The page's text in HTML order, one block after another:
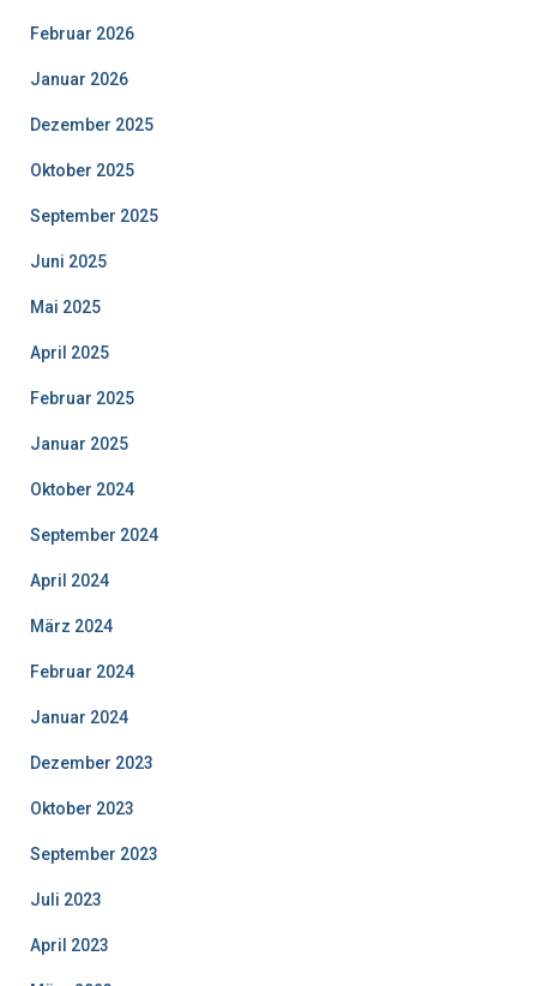
Februar 2026
Januar 2026
Dezember 2025
Oktober 2025
September 2025
Juni 2025
Mai 2025
April 2025
Februar 2025
Januar 2025
Oktober 2024
September 2024
April 2024
März 2024
Februar 2024
Januar 2024
Dezember 2023
Oktober 2023
September 2023
Juli 2023
April 2023